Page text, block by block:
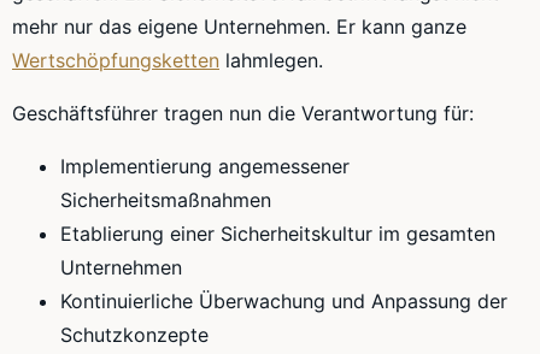
mehr nur das eigene Unternehmen. Er kann ganze
Wertschöpfungsketten lahmlegen.
Geschäftsführer tragen nun die Verantwortung für:
Implementierung angemessener
Sicherheitsmaßnahmen
Etablierung einer Sicherheitskultur im gesamten
Unternehmen
Kontinuierliche Überwachung und Anpassung der
Schutzkonzepte